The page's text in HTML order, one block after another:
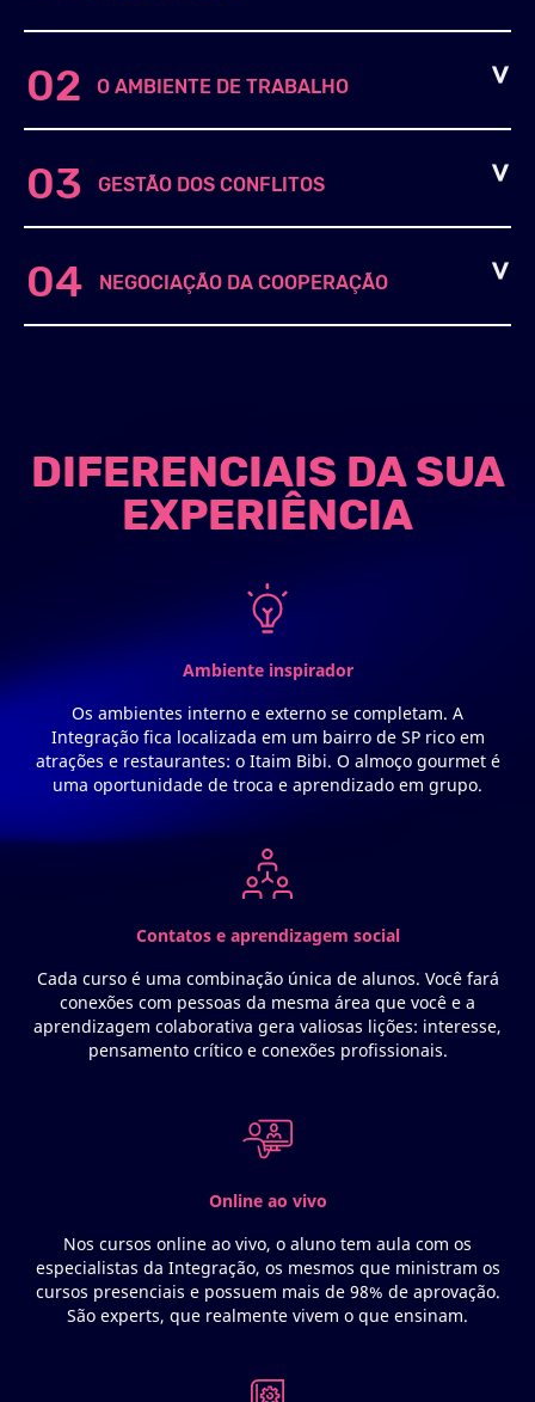
02 O AMBIENTE DE TRABALHO
03 GESTÃO DOS CONFLITOS
04 NEGOCIAÇÃO DA COOPERAÇÃO
DIFERENCIAIS DA SUA
EXPERIÊNCIA
Ambiente inspirador
Os ambientes interno e externo se completam. A
Integração fica localizada em um bairro de SP rico em
atrações e restaurantes: o Itaim Bibi. O almoço gourmet é
uma oportunidade de troca e aprendizado em grupo.
Contatos e aprendizagem social
Cada curso é uma combinação única de alunos. Você fará
conexões com pessoas da mesma área que você e a
aprendizagem colaborativa gera valiosas lições: interesse,
pensamento crítico e conexões profissionais.
Online ao vivo
Nos cursos online ao vivo, o aluno tem aula com os
especialistas da Integração, os mesmos que ministram os
cursos presenciais e possuem mais de 98% de aprovação.
São experts, que realmente vivem o que ensinam.